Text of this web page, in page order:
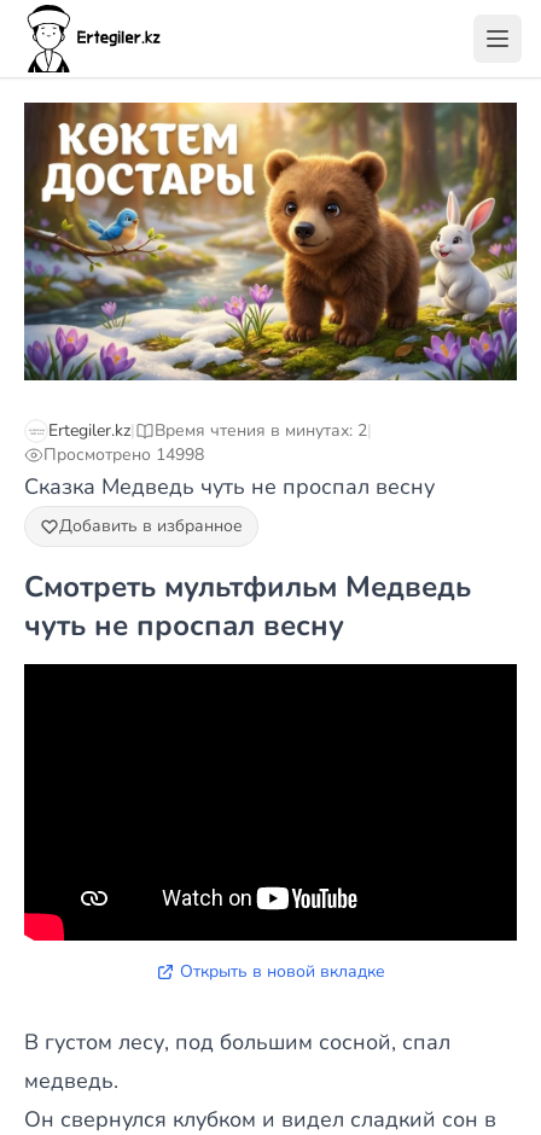
Ertegiler.kz| Время чтения в минутах: 2|
Просмотрено 14998
Сказка Медведь чуть не проспал весну
Добавить в избранное
Смотреть мультфильм Медведь
чуть не проспал весну
Открыть в новой вкладке
В густом лесу, под большим сосной, спал
медведь.
Он свернулся клубком и видел сладкий сон в